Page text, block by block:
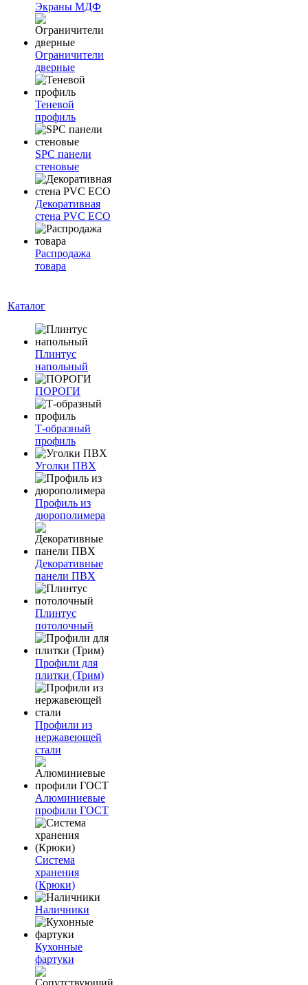
Экраны МДФ
Ограничители
дверные
Теневой
профиль
SPC панели
стеновые
Декоративная
стена PVC ECO
Распродажа
товара
Каталог
Плинтус
напольный
ПОРОГИ
Т-образный
профиль
Уголки ПВХ
Профиль из
дюрополимера
Декоративные
панели ПВХ
Плинтус
потолочный
Профили для
плитки (Трим)
Профили из
нержавеющей
стали
Алюминиевые
профили ГОСТ
Система
хранения
(Крюки)
Наличники
Кухонные
фартуки